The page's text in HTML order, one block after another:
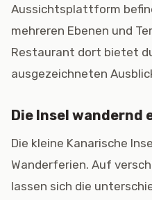
Aussichtsplattform
mehreren Ebenen und
Restaurant dort bietet
ausgezeichneten
Die Insel wandernd
Die kleine Kanarische
Wanderferien. Auf
lassen sich die